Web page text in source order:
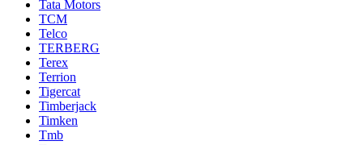
Tata Motors
TCM
Telco
TERBERG
Terex
Terrion
Tigercat
Timberjack
Timken
Tmb